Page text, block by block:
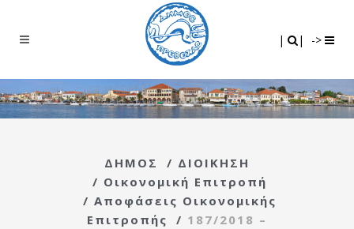
| | ->
ΔΗΜΟΣ / ΔΙΟΙΚΗΣΗ
/ Οικονομική Επιτροπή
/ Αποφάσεις Οικονομικής
Επιτροπής
/ 187/2018 –